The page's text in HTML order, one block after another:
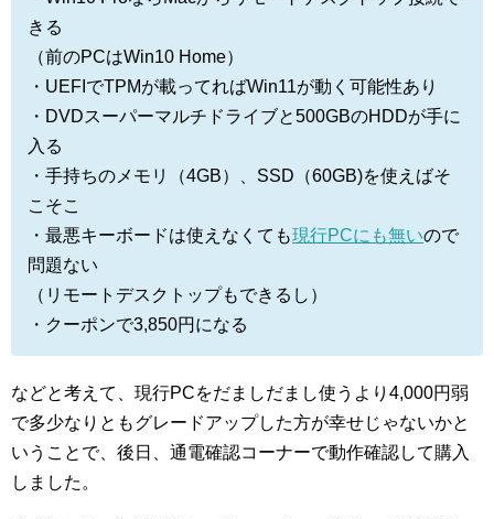
きる
（前のPCはWin10 Home）
・UEFIでTPMが載ってればWin11が動く可能性あり
・DVDスーパーマルチドライブと500GBのHDDが手に
入る
・手持ちのメモリ（4GB）、SSD（60GB)を使えばそ
こそこ
・最悪キーボードは使えなくても現行PCにも無いので
問題ない
（リモートデスクトップもできるし）
・クーポンで3,850円になる
などと考えて、現行PCをだましだまし使うより4,000円弱
で多少なりともグレードアップした方が幸せじゃないかと
いうことで、後日、通電確認コーナーで動作確認して購入
しました。